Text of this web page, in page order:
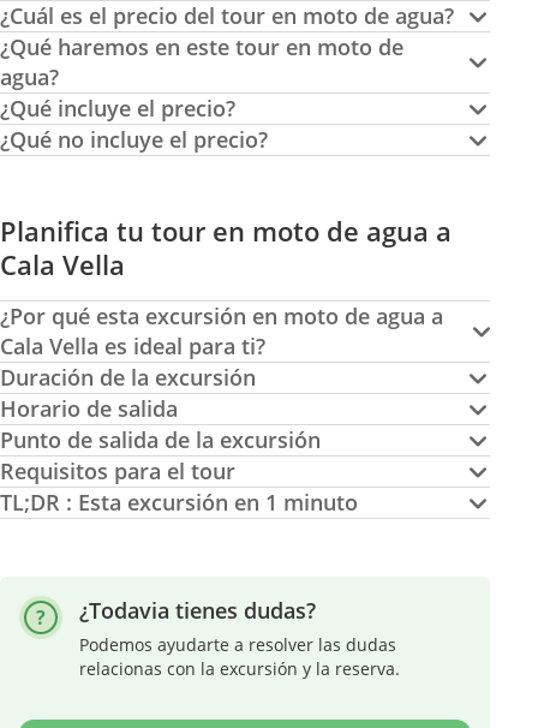
¿Cuál es el precio del tour en moto de agua?
¿Qué haremos en este tour en moto de
agua?
¿Qué incluye el precio?
¿Qué no incluye el precio?
Planifica tu tour en moto de agua a
Cala Vella
¿Por qué esta excursión en moto de agua a
Cala Vella es ideal para ti?
Duración de la excursión
Horario de salida
Punto de salida de la excursión
Requisitos para el tour
TL;DR : Esta excursión en 1 minuto
¿Todavia tienes dudas?
Podemos ayudarte a resolver las dudas
relacionas con la excursión y la reserva.